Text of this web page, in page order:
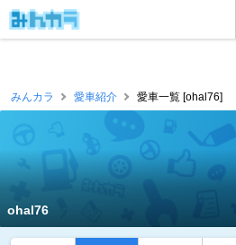
みんカラ 愛車紹介 愛車一覧 [ohal76]
ohal76